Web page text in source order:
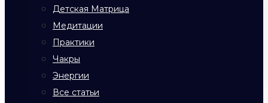
Детская Матрица
Медитации
Практики
Чакры
Энергии
Все статьи